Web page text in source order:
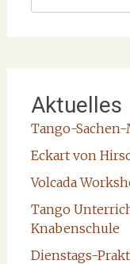
Aktuelles
Tango-
Eckart von
Volcada
Tango
Knabenschule
Dienstags-